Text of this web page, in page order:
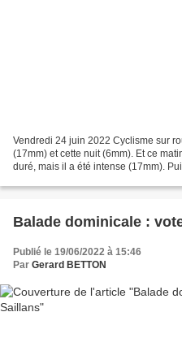
Vendredi 24 juin 2022 Cyclisme sur
(17mm) et cette nuit (6mm). Et ce
duré, mais il a été intense (17mm).
Balade dominicale :
Publié le 19/06/2022 à 15:46
Par Gerard BETTON